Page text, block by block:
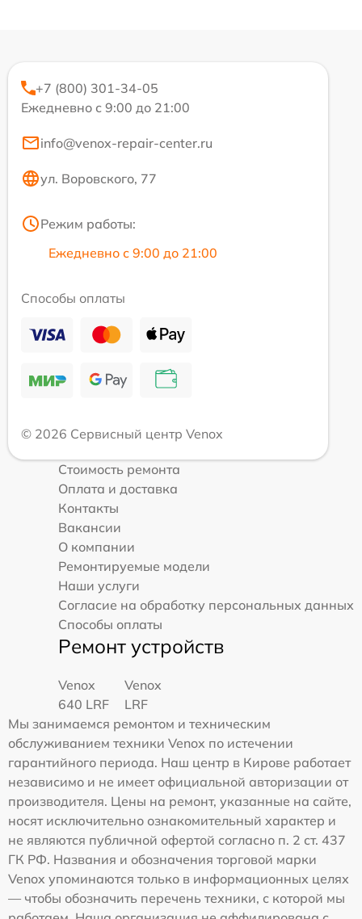
+7 (800) 301-34-05
Ежедневно с 9:00 до 21:00
info@venox-repair-center.ru
ул. Воровского, 77
Режим работы:
Ежедневно с 9:00 до 21:00
Способы оплаты
© 2026 Сервисный центр Venox
Стоимость ремонта
Оплата и доставка
Контакты
Вакансии
О компании
Ремонтируемые модели
Наши услуги
Согласие на обработку персональных данных
Способы оплаты
Ремонт устройств
Venox
640 LRF
Venox
LRF
Мы занимаемся ремонтом и техническим
обслуживанием техники Venox по истечении
гарантийного периода. Наш центр в Кирове работает
независимо и не имеет официальной авторизации от
производителя. Цены на ремонт, указанные на сайте,
носят исключительно ознакомительный характер и
не являются публичной офертой согласно п. 2 ст. 437
ГК РФ. Названия и обозначения торговой марки
Venox упоминаются только в информационных целях
— чтобы обозначить перечень техники, с которой мы